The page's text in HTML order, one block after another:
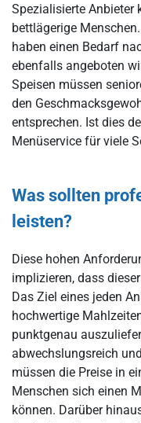
Spezialisierte Anbieter
bettlägerige
haben einen Bedarf
ebenfalls angeboten
Speisen müssen
den
entsprechen. Ist dies
Menüservice für viele
Was sollten
leisten?
Diese hohen
implizieren, dass
Das Ziel eines jeden
hochwertige
punktgenau
abwechslungsreich
müssen die Preise in
Menschen sich einen
können. Darüber